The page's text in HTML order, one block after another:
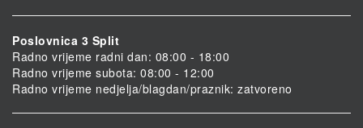
Poslovnica 3 Split
Radno vrijeme radni dan: 08:00 - 18:00
Radno vrijeme subota: 08:00 - 12:00
Radno vrijeme nedjelja/blagdan/praznik: zatvoreno